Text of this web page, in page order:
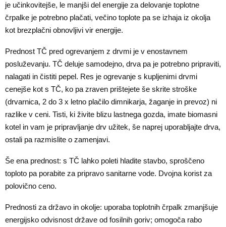
je učinkovitejše, le manjši del energije za delovanje toplotne
črpalke je potrebno plačati, večino toplote pa se izhaja iz okolja
kot brezplačni obnovljivi vir energije.
Prednost TČ pred ogrevanjem z drvmi je v enostavnem
posluževanju. TČ deluje samodejno, drva pa je potrebno pripraviti,
nalagati in čistiti pepel. Res je ogrevanje s kupljenimi drvmi
cenejše kot s TČ, ko pa zraven prištejete še skrite stroške
(drvarnica, 2 do 3 x letno plačilo dimnikarja, žaganje in prevoz) ni
razlike v ceni. Tisti, ki živite blizu lastnega gozda, imate biomasni
kotel in vam je pripravljanje drv užitek, še naprej uporabljajte drva,
ostali pa razmislite o zamenjavi.
Še ena prednost: s TČ lahko poleti hladite stavbo, sproščeno
toploto pa porabite za pripravo sanitarne vode. Dvojna korist za
polovično ceno.
Prednosti za državo in okolje: uporaba toplotnih črpalk zmanjšuje
energijsko odvisnost države od fosilnih goriv; omogoča rabo